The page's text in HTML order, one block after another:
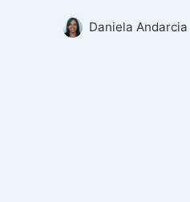
Daniela Andarcia